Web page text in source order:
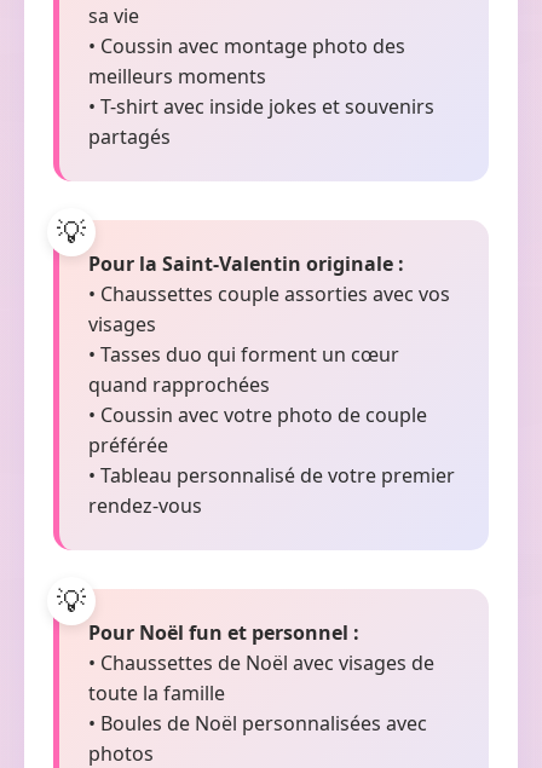
sa vie
• Coussin avec montage photo des
meilleurs moments
• T-shirt avec inside jokes et souvenirs
partagés
Pour la Saint-Valentin originale :
• Chaussettes couple assorties avec vos
visages
• Tasses duo qui forment un cœur
quand rapprochées
• Coussin avec votre photo de couple
préférée
• Tableau personnalisé de votre premier
rendez-vous
Pour Noël fun et personnel :
• Chaussettes de Noël avec visages de
toute la famille
• Boules de Noël personnalisées avec
photos